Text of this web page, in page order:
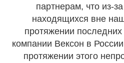
партнерам, что из-
находящихся вне
протяжении последних
компании Вексон в
протяжении этого